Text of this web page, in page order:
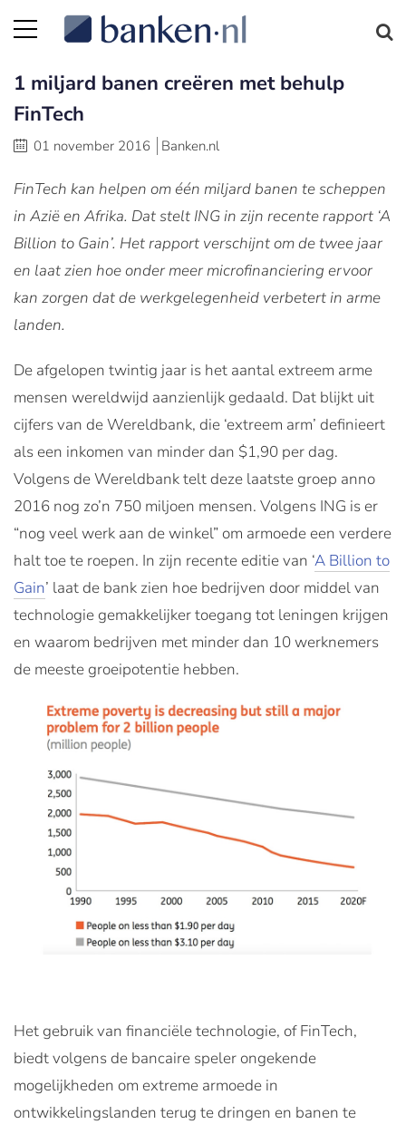
1 miljard banen creëren met behulp
FinTech
01 november 2016 Banken.nl
FinTech kan helpen om één miljard banen te scheppen
in Azië en Afrika. Dat stelt ING in zijn recente rapport ‘A
Billion to Gain’. Het rapport verschijnt om de twee jaar
en laat zien hoe onder meer microfinanciering ervoor
kan zorgen dat de werkgelegenheid verbetert in arme
landen.
De afgelopen twintig jaar is het aantal extreem arme
mensen wereldwijd aanzienlijk gedaald. Dat blijkt uit
cijfers van de Wereldbank, die ‘extreem arm’ definieert
als een inkomen van minder dan $1,90 per dag.
Volgens de Wereldbank telt deze laatste groep anno
2016 nog zo’n 750 miljoen mensen. Volgens ING is er
“nog veel werk aan de winkel” om armoede een verdere
halt toe te roepen. In zijn recente editie van ‘A Billion to
Gain’ laat de bank zien hoe bedrijven door middel van
technologie gemakkelijker toegang tot leningen krijgen
en waarom bedrijven met minder dan 10 werknemers
de meeste groeipotentie hebben.
Het gebruik van financiële technologie, of FinTech,
biedt volgens de bancaire speler ongekende
mogelijkheden om extreme armoede in
ontwikkelingslanden terug te dringen en banen te